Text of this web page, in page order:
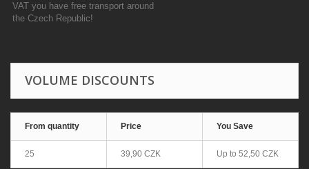
VAT you have free transport around
the Czech Republic!
VOLUME DISCOUNTS
From quantity Price You Save
25 39,90 CZK Up to 52,50 CZK